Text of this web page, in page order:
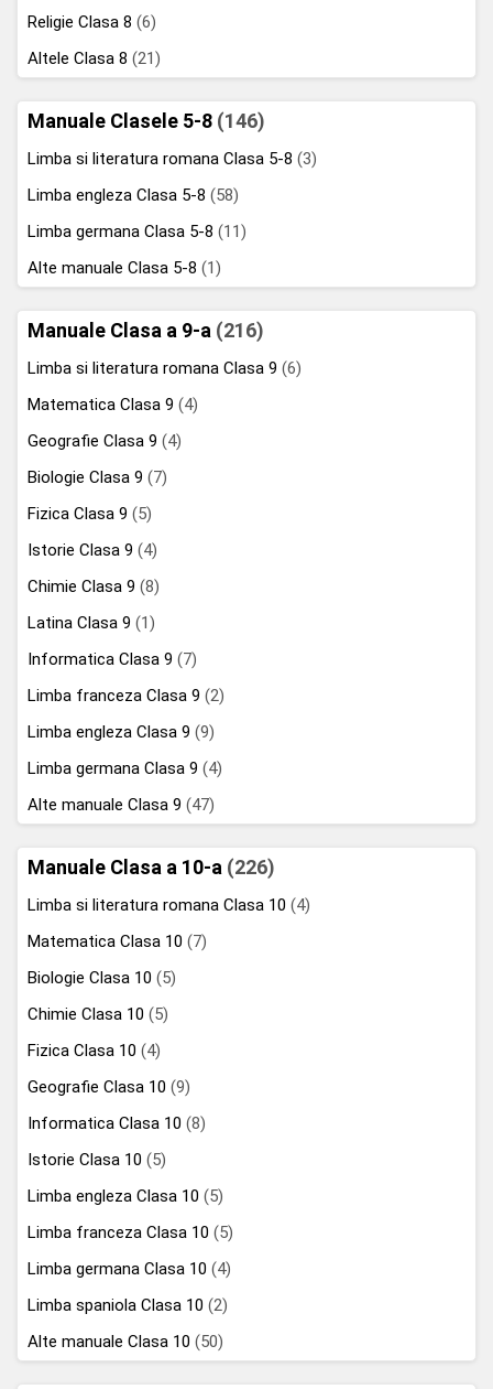
Religie Clasa 8 (6)
Altele Clasa 8 (21)
Manuale Clasele 5-8 (146)
Limba si literatura romana Clasa 5-8 (3)
Limba engleza Clasa 5-8 (58)
Limba germana Clasa 5-8 (11)
Alte manuale Clasa 5-8 (1)
Manuale Clasa a 9-a (216)
Limba si literatura romana Clasa 9 (6)
Matematica Clasa 9 (4)
Geografie Clasa 9 (4)
Biologie Clasa 9 (7)
Fizica Clasa 9 (5)
Istorie Clasa 9 (4)
Chimie Clasa 9 (8)
Latina Clasa 9 (1)
Informatica Clasa 9 (7)
Limba franceza Clasa 9 (2)
Limba engleza Clasa 9 (9)
Limba germana Clasa 9 (4)
Alte manuale Clasa 9 (47)
Manuale Clasa a 10-a (226)
Limba si literatura romana Clasa 10 (4)
Matematica Clasa 10 (7)
Biologie Clasa 10 (5)
Chimie Clasa 10 (5)
Fizica Clasa 10 (4)
Geografie Clasa 10 (9)
Informatica Clasa 10 (8)
Istorie Clasa 10 (5)
Limba engleza Clasa 10 (5)
Limba franceza Clasa 10 (5)
Limba germana Clasa 10 (4)
Limba spaniola Clasa 10 (2)
Alte manuale Clasa 10 (50)